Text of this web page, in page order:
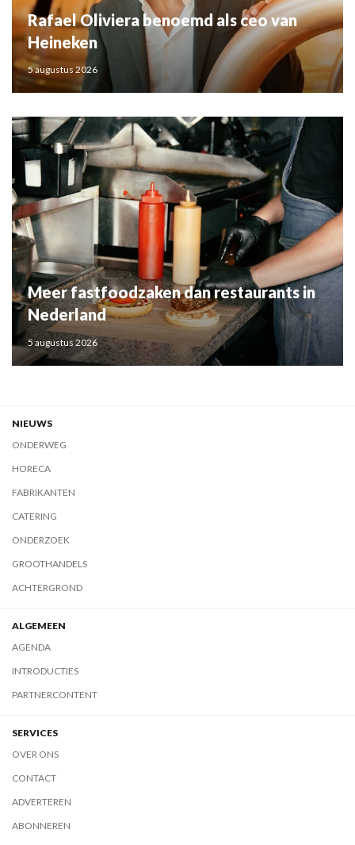
Rafael Oliviera benoemd als ceo van
Heineken
5 augustus 2026
Meer fastfoodzaken dan restaurants in
Nederland
5 augustus 2026
NIEUWS
ONDERWEG
HORECA
FABRIKANTEN
CATERING
ONDERZOEK
GROOTHANDELS
ACHTERGROND
ALGEMEEN
AGENDA
INTRODUCTIES
PARTNERCONTENT
SERVICES
OVER ONS
CONTACT
ADVERTEREN
ABONNEREN